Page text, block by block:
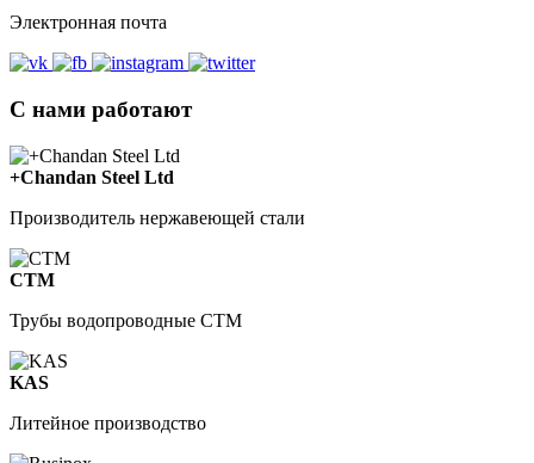
Электронная почта
С нами работают
+Chandan Steel Ltd
Производитель нержавеющей стали
СТМ
Трубы водопроводные СТМ
KAS
Литейное производство